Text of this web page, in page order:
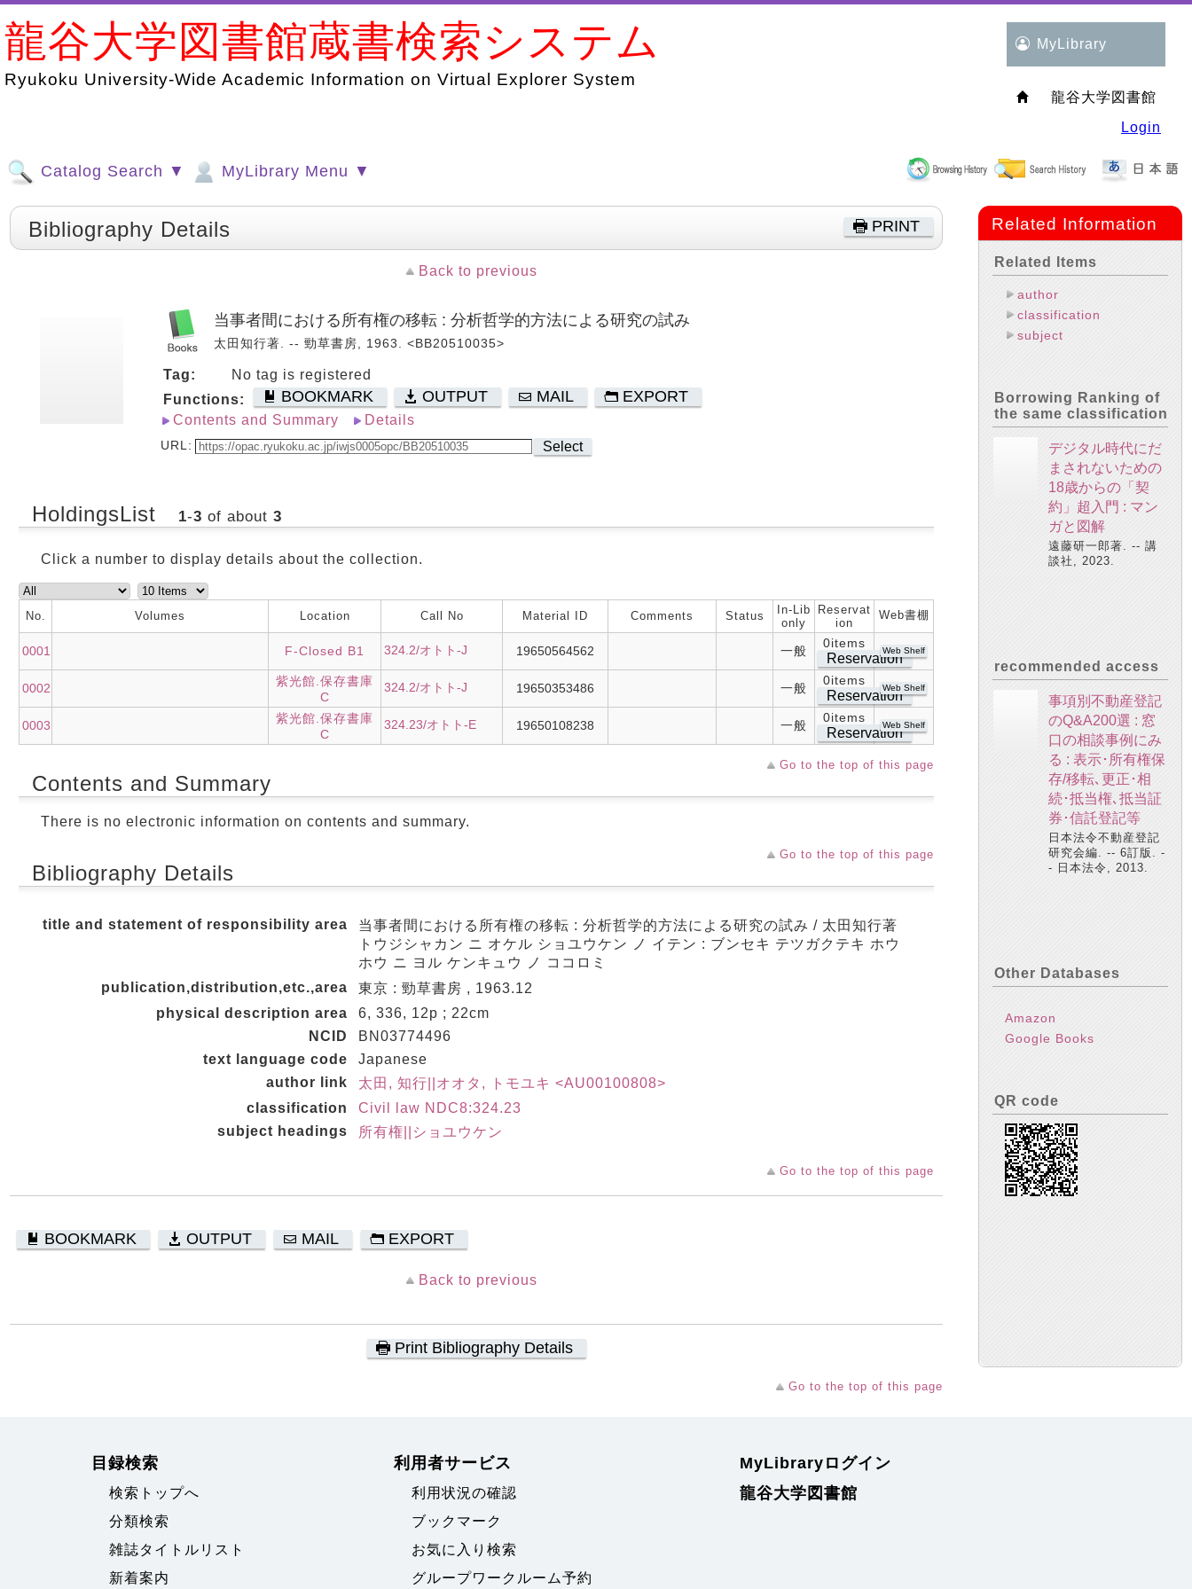
龍谷大学図書館蔵書検索システム
Ryukoku University-Wide Academic Information on Virtual Explorer System
MyLibrary
龍谷大学図書館
Login
Catalog Search ▼ MyLibrary Menu ▼
PRINT
Bibliography Details
Back to previous
当事者間における所有権の移転 : 分析哲学的方法による研究の試み
太田知行著. -- 勁草書房, 1963. <BB20510035>
Tag:
No tag is registered
Functions:
BOOKMARK OUTPUT MAIL EXPORT
Contents and Summary Details
URL: Select
HoldingsList 1-3 of about 3
Click a number to display details about the collection.
No. Volumes Location Call No Material ID Comments Status
In-Lib
only
Reservat
ion
Web書棚
0001 F-Closed B1 324.2/オトト-J 19650564562 一般
0items
Reservation
Web Shelf
0002
紫光館.保存書庫
C
324.2/オトト-J 19650353486 一般
0items
Reservation
Web Shelf
0003
紫光館.保存書庫
C
324.23/オトト-E 19650108238 一般
0items
Reservation
Web Shelf
Go to the top of this page
Contents and Summary
There is no electronic information on contents and summary.
Go to the top of this page
Bibliography Details
title and statement of responsibility area
当事者間における所有権の移転 : 分析哲学的方法による研究の試み / 太田知行著
トウジシャカン ニ オケル ショユウケン ノ イテン : ブンセキ テツガクテキ ホウ
ホウ ニ ヨル ケンキュウ ノ ココロミ
publication,distribution,etc.,area
東京 : 勁草書房 , 1963.12
physical description area
6, 336, 12p ; 22cm
NCID
BN03774496
text language code
Japanese
author link
太田, 知行||オオタ, トモユキ <AU00100808>
classification
Civil law NDC8:324.23
subject headings
所有権||ショユウケン
Go to the top of this page
BOOKMARK OUTPUT MAIL EXPORT
Back to previous
Print Bibliography Details
Go to the top of this page
Related Information
Related Items
author
classification
subject
Borrowing Ranking of
the same classification
デジタル時代にだ
まされないための
18歳からの「契
約」超入門 : マン
ガと図解
遠藤研一郎著. -- 講
談社, 2023.
recommended access
事項別不動産登記
のQ&A200選 : 窓
口の相談事例にみ
る : 表示･所有権保
存/移転､更正･相
続･抵当権､抵当証
券･信託登記等
日本法令不動産登記
研究会編. -- 6訂版. -
- 日本法令, 2013.
Other Databases
Amazon
Google Books
QR code
目録検索
検索トップへ
分類検索
雑誌タイトルリスト
新着案内
利用者サービス
利用状況の確認
ブックマーク
お気に入り検索
グループワークルーム予約
MyLibraryログイン
龍谷大学図書館